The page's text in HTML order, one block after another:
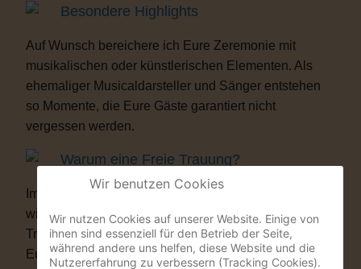
Besondere Highlights
Auf Wunsch bereichere ich Eure Zeremonie mit
musikalischen oder künstlerischen Elementen. Als
ehemaliger Musicaldarsteller und Sänger entstehen
so Momente, die Eure Gäste garantiert nicht
vergessen werden.
Warum eine Freie Trauung?
Immer mehr Paare wünschen sich eine Hochzeit, die
wirklich zu ihnen passt. Vielleicht ist eine kirchliche
Trauung nicht das Richtige für Euch. Vielleicht ist
Euch die standesamtliche Zeremonie allein zu kurz
Wir benutzen Cookies
Wir nutzen Cookies auf unserer Website. Einige von
ihnen sind essenziell für den Betrieb der Seite,
während andere uns helfen, diese Website und die
Nutzererfahrung zu verbessern (Tracking Cookies).